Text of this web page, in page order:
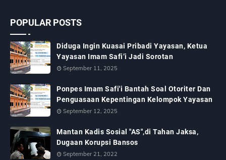
POPULAR POSTS
Diduga Ingin Kuasai Pribadi Yayasan, Ketua
Yayasan Imam Safi’i Jadi Sorotan
September 11, 2025
Ponpes Imam Safi'i Bantah Soal Otoriter Dan
Penguasaan Kepentingan Kelompok Yayasan
September 12, 2025
Mantan Kadis Sosial "AS",di Tahan Jaksa,
Dugaan Korupsi Bansos
September 21, 2022